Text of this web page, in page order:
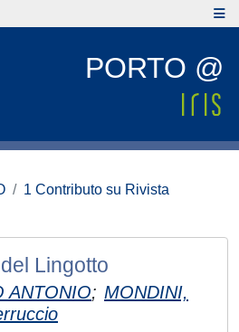
PORTO @
1 Contributo su Rivista
Lingotto
ANTONIO; MONDINI,